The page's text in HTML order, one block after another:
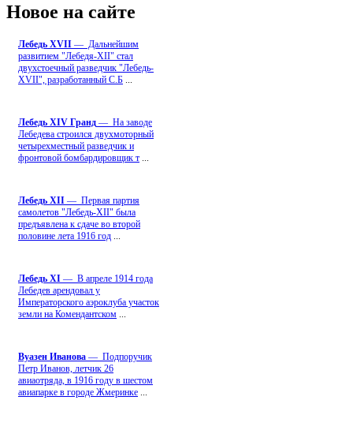
Новое на сайте
Лебедь ХVII — Дальнейшим
развитием "Лебедя-ХII" стал
двухстоечный разведчик "Лебедь-
XVII", разработанный С.Б
Лебедь ХIV Гранд — На заводе
Лебедева строился двухмоторный
четырехместный разведчик и
фронтовой бомбардировщик т
Лебедь ХII — Первая партия
самолетов "Лебедь-ХII" была
предъявлена к сдаче во второй
половине лета 1916 год
Лебедь ХI — В апреле 1914 года
Лебедев арендовал у
Императорского аэроклуба участок
земли на Комендантском
Вуазен Иванова — Подпоручик
Петр Иванов, летчик 26
авиаотряда, в 1916 году в шестом
авиапарке в городе Жмеринке